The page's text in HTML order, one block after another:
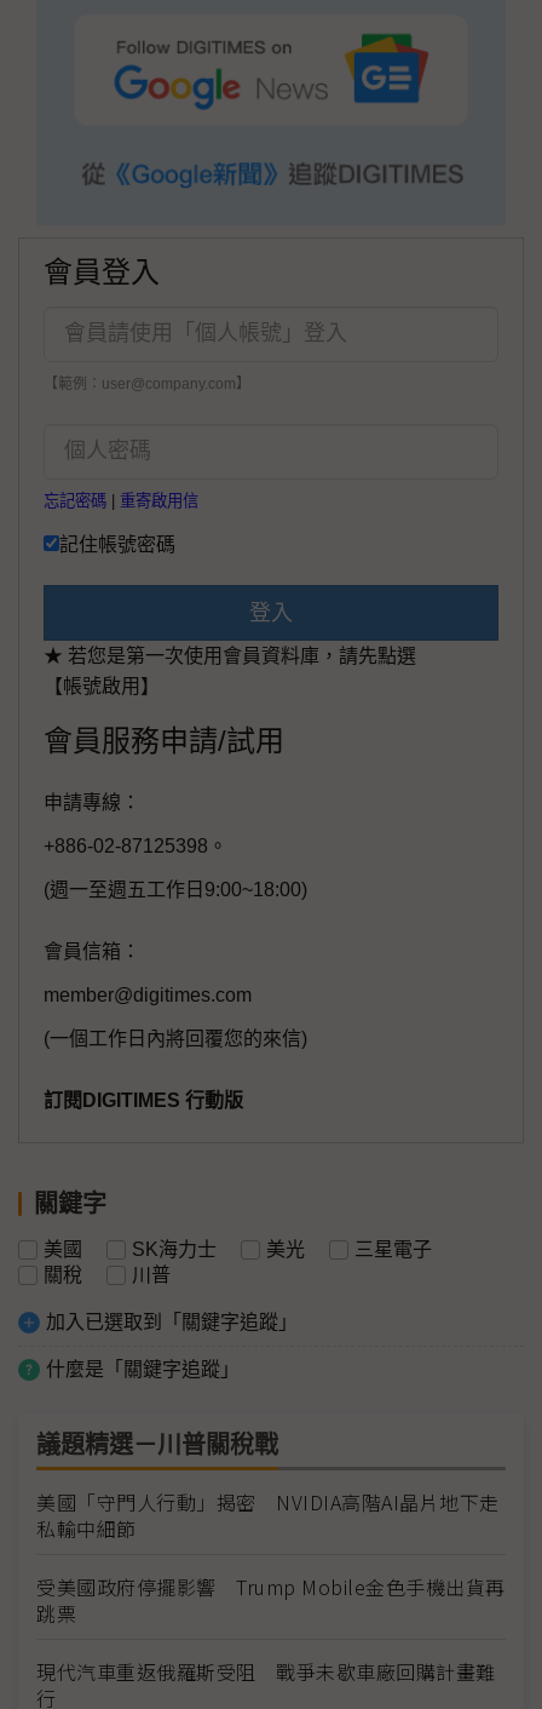
會員登入
【範例：user@company.com】
忘記密碼 重寄啟用信
記住帳號密碼
登入
★ 若您是第一次使用會員資料庫，請先點選
【帳號啟用】
會員服務申請/試用
申請專線：
+886-02-87125398。
(週一至週五工作日9:00~18:00)
會員信箱：
member@digitimes.com
(一個工作日內將回覆您的來信)
訂閱DIGITIMES 行動版
關鍵字
美國 SK海力士 美光
三星電子
關稅
川普
加入已選取到「關鍵字追蹤」
什麼是「關鍵字追蹤」
議題精選－川普關稅戰
美國「守門人行動」揭密 NVIDIA高階AI晶片地下走
私輸中細節
受美國政府停擺影響 Trump Mobile金色手機出貨再
跳票
現代汽車重返俄羅斯受阻 戰爭未歇車廠回購計畫難
行